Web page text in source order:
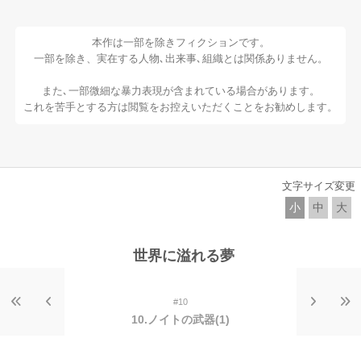
本作は一部を除きフィクションです。
一部を除き、実在する人物､出来事､組織とは関係ありません。
また､一部微細な暴力表現が含まれている場合があります。
これを苦手とする方は閲覧をお控えいただくことをお勧めします。
文字サイズ変更
小 中 大
世界に溢れる夢
#10
10.ノイトの武器(1)